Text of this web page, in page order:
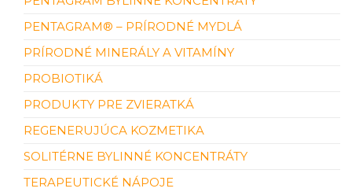
PENTAGRAM® – PRÍRODNÉ MYDLÁ
PRÍRODNÉ MINERÁLY A VITAMÍNY
PROBIOTIKÁ
PRODUKTY PRE ZVIERATKÁ
REGENERUJÚCA KOZMETIKA
SOLITÉRNE BYLINNÉ KONCENTRÁTY
TERAPEUTICKÉ NÁPOJE